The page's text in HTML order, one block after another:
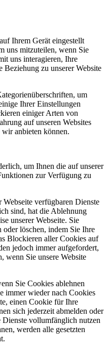
Ihrem Gerät eingestellt
uns mitzuteilen, wenn Sie
uns interagieren, Ihre
Beziehung zu unserer Website
um
Ihrer Einstellungen
einiger Arten von
auf unseren Websites
anbieten können.
um Ihnen die auf unserer
zur Verfügung zu
verfügbaren Dienste
sind, hat die Ablehnung
unserer Webseite. Sie
löschen, indem Sie Ihre
Blockieren aller Cookies auf
jedoch immer aufgefordert,
wenn Sie unsere Website
Sie Cookies ablehnen
immer wieder nach Cookies
einen Cookie für Ihre
sich jederzeit abmelden oder
Dienste vollumfänglich nutzen
werden alle gesetzten